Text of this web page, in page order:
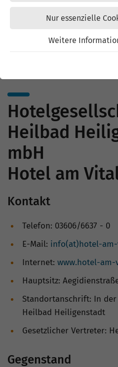
Nur essenzielle
Weitere
Heilbad
mbH
Hotel am
Kontakt
Telefon: 03606/6637 - 0
E-Mail: info(at)hotel-
Internet: www.hotel-
Hauptsitz:
Standortanschrift: In der
Heilbad Heiligenstadt
Gesetzlicher Vertreter:
Gegenstand